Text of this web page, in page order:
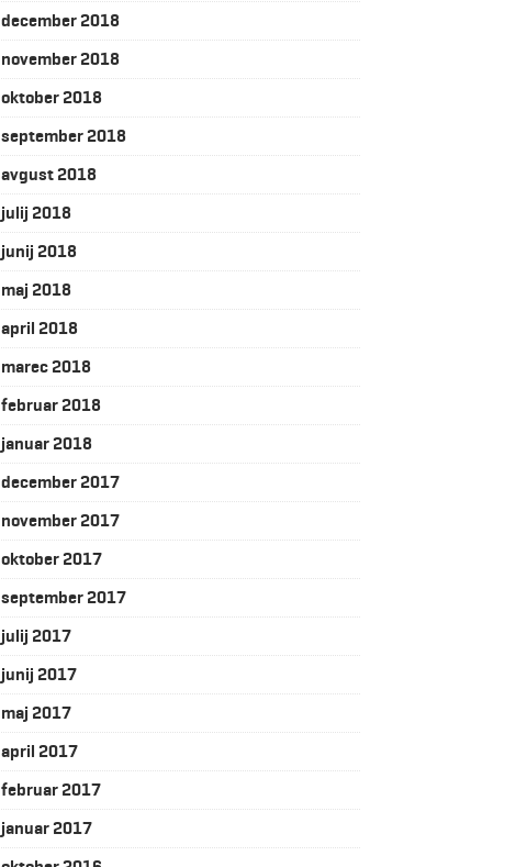
december 2018
november 2018
oktober 2018
september 2018
avgust 2018
julij 2018
junij 2018
maj 2018
april 2018
marec 2018
februar 2018
januar 2018
december 2017
november 2017
oktober 2017
september 2017
julij 2017
junij 2017
maj 2017
april 2017
februar 2017
januar 2017